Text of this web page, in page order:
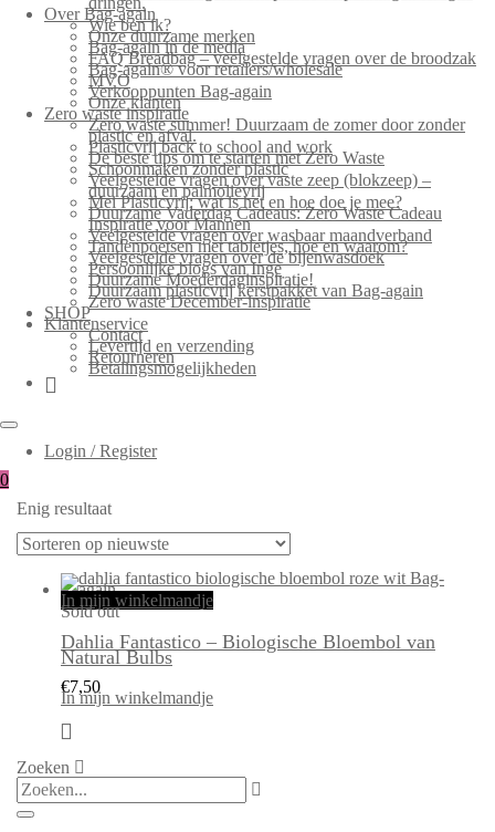
Over Bag-again
Wie ben ik?
Onze duurzame merken
Bag-again in de media
FAQ Breadbag – veelgestelde vragen over de broodzak
Bag-again® voor retailers/wholesale
MVO
Verkooppunten Bag-again
Onze klanten
Zero waste inspiratie
Zero waste summer! Duurzaam de zomer door zonder
plastic en afval.
Plasticvrij back to school and work
De beste tips om te starten met Zero Waste
Schoonmaken zonder plastic
Veelgestelde vragen over vaste zeep (blokzeep) –
duurzaam en palmolievrij
Mei Plasticvrij: wat is het en hoe doe je mee?
Duurzame Vaderdag Cadeaus: Zero Waste Cadeau
Inspiratie voor Mannen
Veelgestelde vragen over wasbaar maandverband
Tandenpoetsen met tabletjes, hoe en waarom?
Veelgestelde vragen over de bijenwasdoek
Persoonlijke blogs van Inge
Duurzame Moederdaginspiratie!
Duurzaam plasticvrij kerstpakket van Bag-again
Zero waste December-inspiratie
SHOP
Klantenservice
Contact
Levertijd en verzending
Retourneren
Betalingsmogelijkheden
Login / Register
0
Enig resultaat
In mijn winkelmandje
Sold out
Dahlia Fantastico – Biologische Bloembol van
Natural Bulbs
€7,50
In mijn winkelmandje
Zoeken